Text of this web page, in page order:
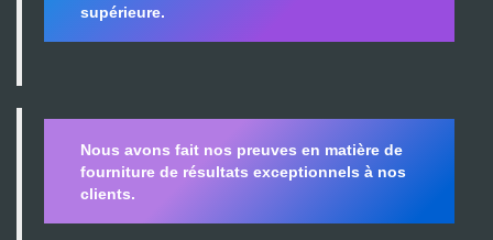
supérieure.
Nous avons fait nos preuves en matière de
fourniture de résultats exceptionnels à nos
clients.